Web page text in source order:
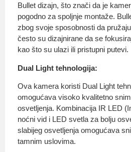
Bullet dizajn, što znači da je
pogodno za spoljnje montaže.
zbog svoje sposobnosti da
često su dizajnirane da se
kao što su ulazi ili pristupni putevi.
Dual Light tehnologija:
Ova kamera koristi Dual Light
omogućava visoko kvalitetno
osvetljenja. Kombinacija IR LED
noćni vid i LED svetla za bolju
slabijeg osvetljenja omogućava
tamnim uslovima.